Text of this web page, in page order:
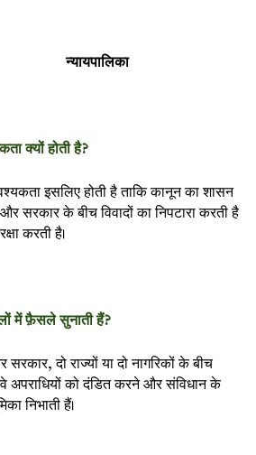
क्यों होती है?
इसलिए होती है ताकि कानून का शासन
सरकार के बीच विवादों का निपटारा करती है
करती है।
में फ़ैसले सुनाती हैं?
दो राज्यों या दो नागरिकों के बीच
अपराधियों को दंडित करने और संविधान के
निभाती हैं।